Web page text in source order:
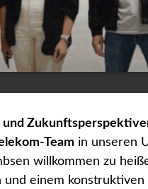
und
Team in unseren
willkommen zu
einem